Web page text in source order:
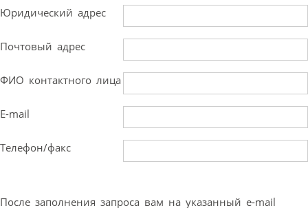
Юридический адрес
Почтовый адрес
ФИО контактного лица
E-mail
Телефон/факс
После заполнения запроса вам на указанный e-mail